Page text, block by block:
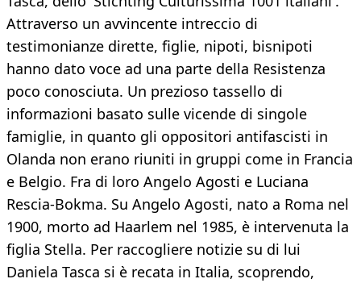
Attraverso un avvincente intreccio di
testimonianze dirette, figlie, nipoti, bisnipoti
hanno dato voce ad una parte della Resistenza
poco conosciuta. Un prezioso tassello di
informazioni basato sulle vicende di singole
famiglie, in quanto gli oppositori antifascisti in
Olanda non erano riuniti in gruppi come in Francia
e Belgio. Fra di loro Angelo Agosti e Luciana
Rescia-Bokma. Su Angelo Agosti, nato a Roma nel
1900, morto ad Haarlem nel 1985, è intervenuta la
figlia Stella. Per raccogliere notizie su di lui
Daniela Tasca si è recata in Italia, scoprendo,